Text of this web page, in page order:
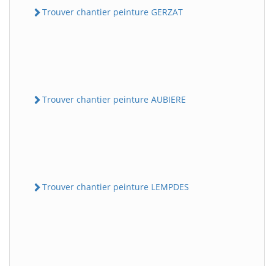
Trouver chantier peinture GERZAT
Trouver chantier peinture AUBIERE
Trouver chantier peinture LEMPDES